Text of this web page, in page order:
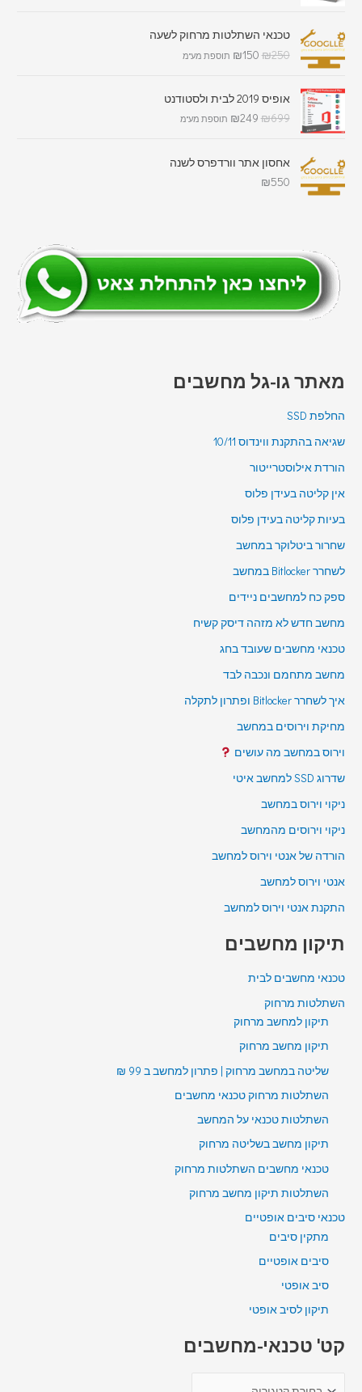
טכנאי השתלטות מרחוק לשעה
₪250
₪150 תוספת מע"מ
אופיס 2019 לבית ולסטודנט
₪699
₪249 תוספת מע"מ
אחסון אתר וורדפרס לשנה
₪550
מאתר גו-גל מחשבים
החלפת SSD
שגיאה בהתקנת ווינדוס 10/11
הורדת אילוסטרייטור
אין קליטה בעידן פלוס
בעיות קליטה בעידן פלוס
שחרור ביטלוקר במחשב
לשחרר Bitlocker במחשב
ספק כח למחשבים ניידים
מחשב חדש לא מזהה דיסק קשיח
טכנאי מחשבים שעובד בחג
מחשב מתחמם ונכבה לבד
איך לשחרר Bitlocker ופתרון לתקלה
מחיקת וירוסים במחשב
וירוס במחשב מה עושים
שדרוג SSD למחשב איטי
ניקוי וירוס במחשב
ניקוי וירוסים מהמחשב
הורדה של אנטי וירוס למחשב
אנטי וירוס למחשב
התקנת אנטי וירוס למחשב
תיקון מחשבים
טכנאי מחשבים לבית
השתלטות מרחוק
תיקון למחשב מרחוק
תיקון מחשב מרחוק
שליטה במחשב מרחוק | פתרון למחשב ב 99 ₪
השתלטות מרחוק טכנאי מחשבים
השתלטות טכנאי על המחשב
תיקון מחשב בשליטה מרחוק
טכנאי מחשבים השתלטות מרחוק
השתלטות תיקון מחשב מרחוק
טכנאי סיבים אופטיים
מתקין סיבים
סיבים אופטיים
סיב אופטי
תיקון לסיב אופטי
קט' טכנאי-מחשבים